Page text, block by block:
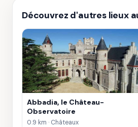
Découvrez d'autres lieux
Abbadia, le Château-
Observatoire
0.9 km · Châteaux